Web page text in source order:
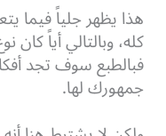
هذا يظهر جلياً فيما
كله، وبالتالي أياً
فبالطبع سوف تجد
جمهورك لها.